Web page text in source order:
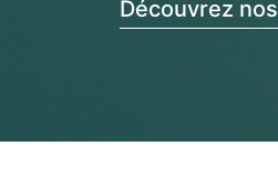
Découvrez